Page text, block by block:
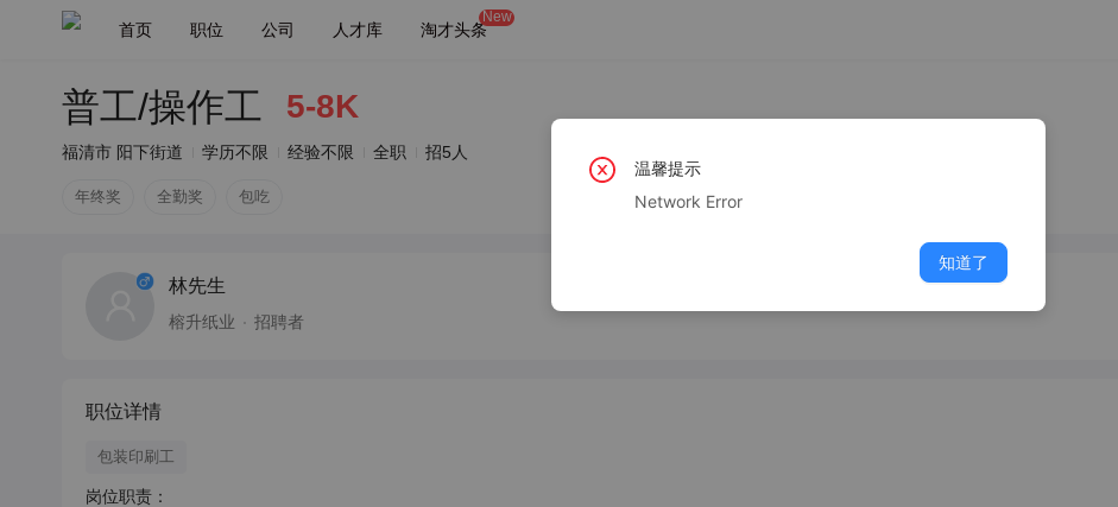
首页 职位 公司 人才库 淘才头条
New
普工/操作工 5-8K
福清市 阳下街道 学历不限 经验不限 全职 招5人
年终奖 全勤奖 包吃
林先生
榕升纸业 招聘者
职位详情
包装印刷工
岗位职责：
温馨提示
Network Error
知道了